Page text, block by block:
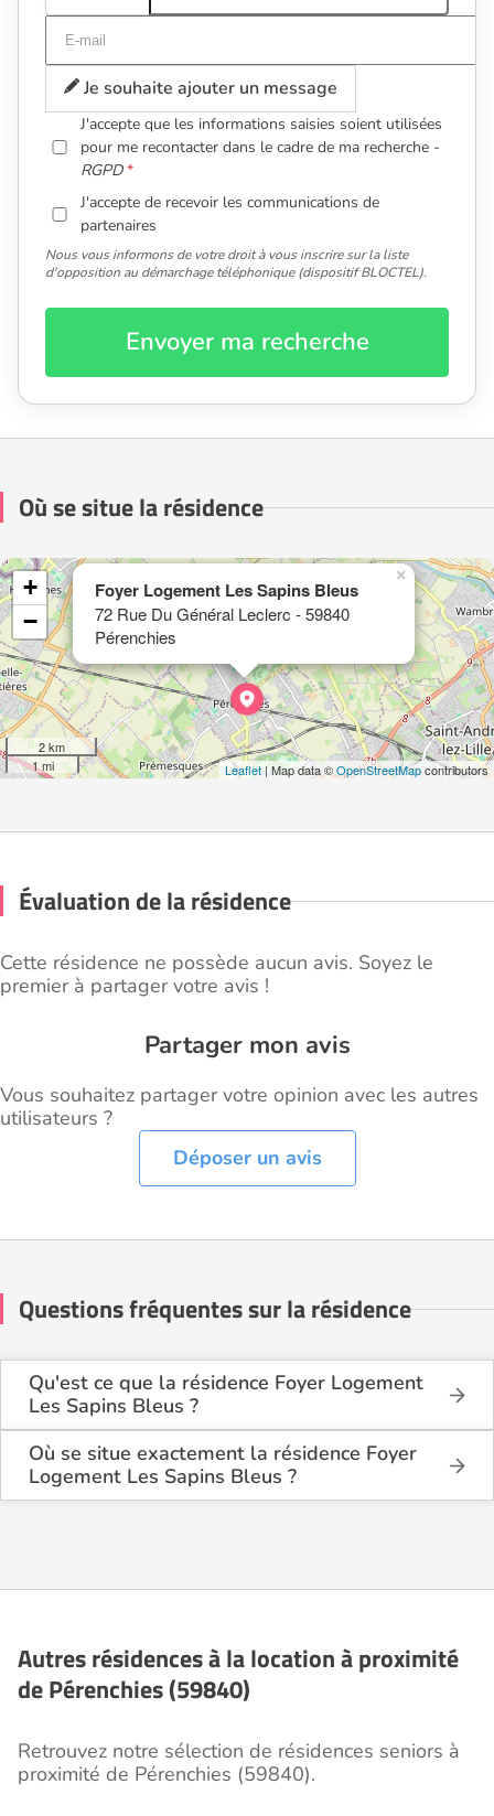
Je souhaite ajouter un message
J'accepte que les informations saisies soient utilisées
pour me recontacter dans le cadre de ma recherche -
RGPD
J'accepte de recevoir les communications de
partenaires
Nous vous informons de votre droit à vous inscrire sur la liste
d'opposition au démarchage téléphonique (dispositif BLOCTEL).
Envoyer ma recherche
Où se situe la résidence
Foyer Logement Les Sapins Bleus
72 Rue Du Général Leclerc - 59840
Pérenchies
×
+
−
2 km
1 mi
Leaflet | Map data ©OpenStreetMapcontributors
Évaluation de la résidence
Cette résidence ne possède aucun avis. Soyez le
premier à partager votre avis !
Partager mon avis
Vous souhaitez partager votre opinion avec les autres
utilisateurs ?
Déposer un avis
Questions fréquentes sur la résidence
Qu'est ce que la résidence Foyer Logement
Les Sapins Bleus ?
La résidence Foyer Logement Les Sapins Bleus est
une résidence seniors de type foyer logement -
résidence autonomie .
Où se situe exactement la résidence Foyer
Logement Les Sapins Bleus ?
La résidence Foyer Logement Les Sapins Bleus est
Autres résidences à la location à proximité
de Pérenchies (59840)
Retrouvez notre sélection de résidences seniors à
proximité de Pérenchies (59840).